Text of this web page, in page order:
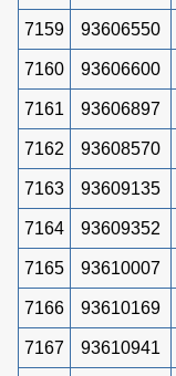
7159 93606550
7160 93606600
7161 93606897
7162 93608570
7163 93609135
7164 93609352
7165 93610007
7166 93610169
7167 93610941